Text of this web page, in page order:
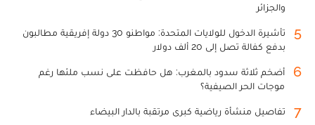
والجزائر
5
تأشيرة الدخول للولايات المتحدة: مواطنو 30 دولة إفريقية مطالبون
بدفع كفالة تصل إلى 20 ألف دولار
6
أضخم ثلاثة سدود بالمغرب: هل حافظت على نسب ملئها رغم
موجات الحر الصيفية؟
7 تفاصيل منشأة رياضية كبرى مرتقبة بالدار البيضاء